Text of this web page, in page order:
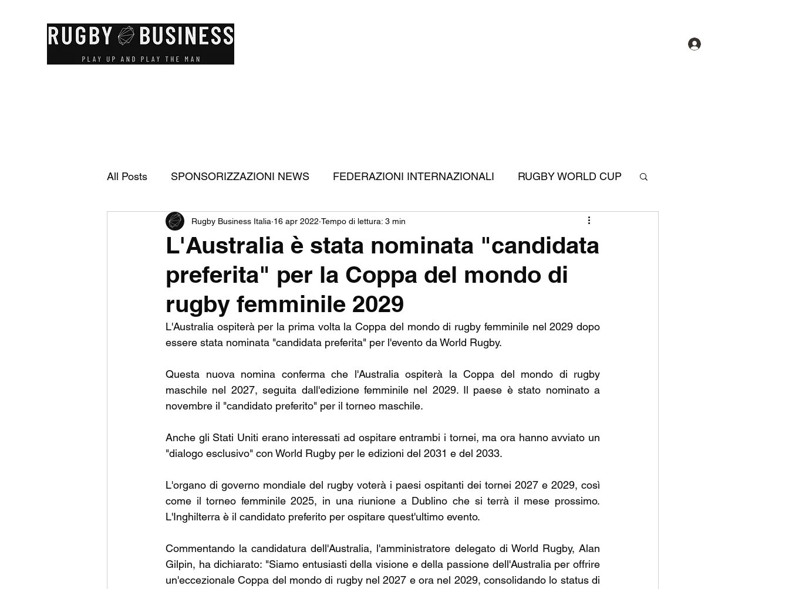
All Posts SPONSORIZZAZIONI NEWS FEDERAZIONI INTERNAZIONALI RUGBY WORLD CUP
FEDERAZIONE ITALIANA RUGBY APPROFONDIMENTI SIX NATIONS RUGBY
UNITED RUGBY CHAMPIONSHIP TOP14 SEVENS CHAMPIONS CUP
CHALLENGE CUP
L'Australia è stata nominata "candidata
preferita" per la Coppa del mondo di
rugby femminile 2029
Rugby Business Italia 16 apr 2022 Tempo di lettura: 3 min
L'Australia ospiterà per la prima volta la Coppa del mondo di rugby femminile nel 2029 dopo
essere stata nominata "candidata preferita" per l'evento da World Rugby.
Questa nuova nomina conferma che l'Australia ospiterà la Coppa del mondo di rugby
maschile nel 2027, seguita dall'edizione femminile nel 2029. Il paese è stato nominato a
novembre il "candidato preferito" per il torneo maschile.
Anche gli Stati Uniti erano interessati ad ospitare entrambi i tornei, ma ora hanno avviato un
"dialogo esclusivo" con World Rugby per le edizioni del 2031 e del 2033.
L'organo di governo mondiale del rugby voterà i paesi ospitanti dei tornei 2027 e 2029, così
come il torneo femminile 2025, in una riunione a Dublino che si terrà il mese prossimo.
L'Inghilterra è il candidato preferito per ospitare quest'ultimo evento.
Commentando la candidatura dell'Australia, l'amministratore delegato di World Rugby, Alan
Gilpin, ha dichiarato: "Siamo entusiasti della visione e della passione dell'Australia per offrire
un'eccezionale Coppa del mondo di rugby nel 2027 e ora nel 2029, consolidando lo status di